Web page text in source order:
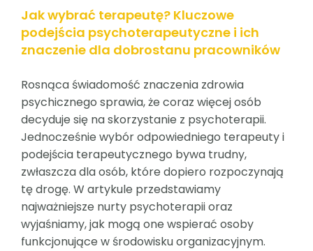
Jak wybrać terapeutę? Kluczowe
podejścia psychoterapeutyczne i ich
znaczenie dla dobrostanu pracowników
Rosnąca świadomość znaczenia zdrowia
psychicznego sprawia, że coraz więcej osób
decyduje się na skorzystanie z psychoterapii.
Jednocześnie wybór odpowiedniego terapeuty i
podejścia terapeutycznego bywa trudny,
zwłaszcza dla osób, które dopiero rozpoczynają
tę drogę. W artykule przedstawiamy
najważniejsze nurty psychoterapii oraz
wyjaśniamy, jak mogą one wspierać osoby
funkcjonujące w środowisku organizacyjnym.